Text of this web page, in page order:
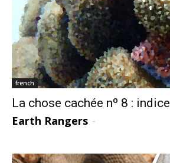
french
La chose cachée nº 8 : indice
Earth Rangers -